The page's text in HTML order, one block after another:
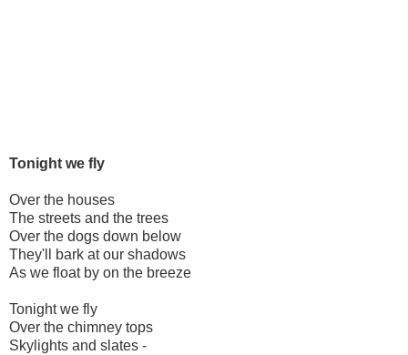
Tonight we fly
Over the houses
The streets and the trees
Over the dogs down below
They'll bark at our shadows
As we float by on the breeze
Tonight we fly
Over the chimney tops
Skylights and slates -